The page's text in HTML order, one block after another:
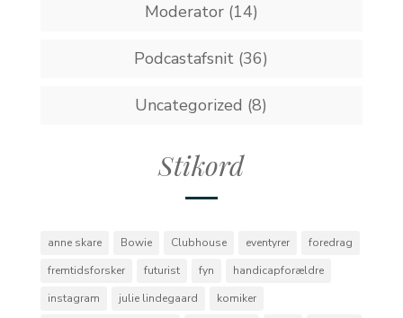
Moderator(14)
Podcastafsnit (36)
Uncategorized (8)
Stikord
anne skare Bowie Clubhouse eventyrer
foredrag
fremtidsforsker
futurist fyn
handicapforældre
instagram
julie lindegaard
komiker